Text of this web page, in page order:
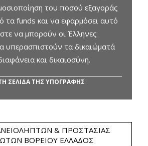
του ποσού εξαγοράς
τα funds και να εφαρμόσει αυτό
να μπορούν οι Έλληνες
υπερασπιστούν τα δικαιώματά
και δικαιοσύνη.
ΣΕΛΙΔΑ ΤΗΣ ΥΠΟΓΡΑΦΗΣ
& ΠΡΟΣΤΑΣΊΑΣ
ΒΟΡΕΊΟΥ ΕΛΛΆΔΟΣ